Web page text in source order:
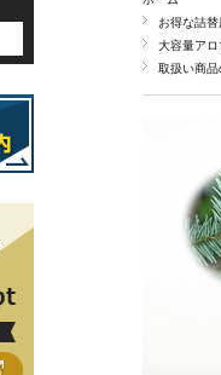
お得な詰替
大容量ア
取扱い商